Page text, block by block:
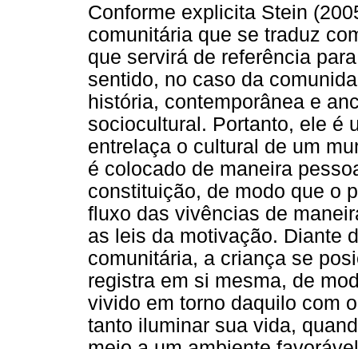
Conforme explicita Stein
comunitária que se traduz
que servirá de referência
sentido, no caso da
história, contemporânea e
sociocultural. Portanto, ele é
entrelaça o cultural de um
é colocado de maneira
constituição, de modo que o
fluxo das vivências de
as leis da motivação. Diante
comunitária, a criança se
registra em si mesma, de
vivido em torno daquilo com
tanto iluminar sua vida,